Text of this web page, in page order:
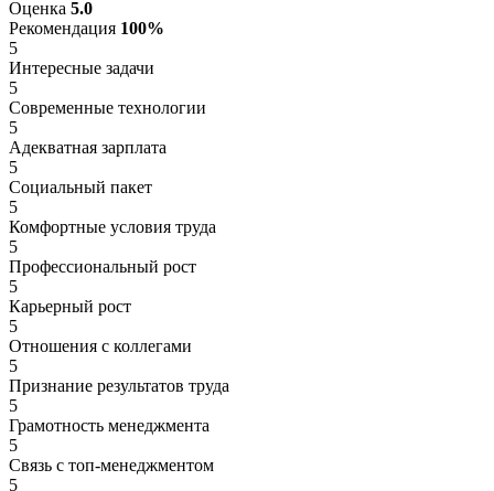
Оценка 5.0
Рекомендация 100%
5
Интересные задачи
5
Современные технологии
5
Адекватная зарплата
5
Социальный пакет
5
Комфортные условия труда
5
Профессиональный рост
5
Карьерный рост
5
Отношения с коллегами
5
Признание результатов труда
5
Грамотность менеджмента
5
Связь с топ-менеджментом
5